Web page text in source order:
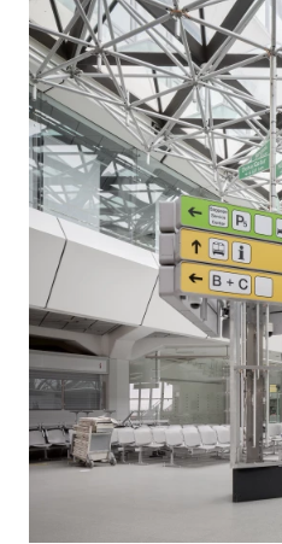
development
chaixetmorel.
schusslerplan,
nordhorn, bet
fluides